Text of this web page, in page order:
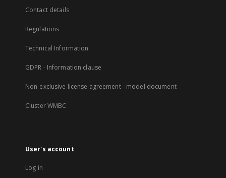
Contact details
Regulations
Technical Information
GDPR - Information clause
Non-exclusive license agreement - model document
Cluster WMBC
User's account
Log in